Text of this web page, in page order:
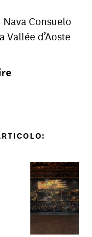
Nava Consuelo
Vallée d’Aoste